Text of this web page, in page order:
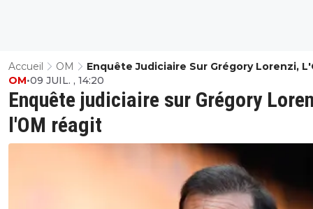
Accueil OM
Enquête Judiciaire Sur Grégory Lorenzi,
Réagit
Enquête judiciaire sur Grégory
l'OM réagit
OM•09 JUIL. , 14:20